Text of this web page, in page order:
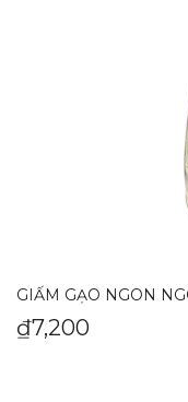
GIẤM GẠO NGON
₫7,200